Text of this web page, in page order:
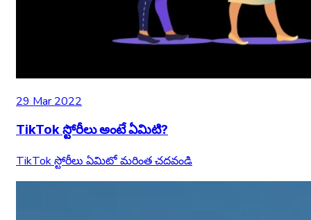
29 Mar 2022
TikTok స్టోరీలు అంటే ఏమిటి?
TikTok స్టోరీలు ఏమిటో మరింత చదవండి